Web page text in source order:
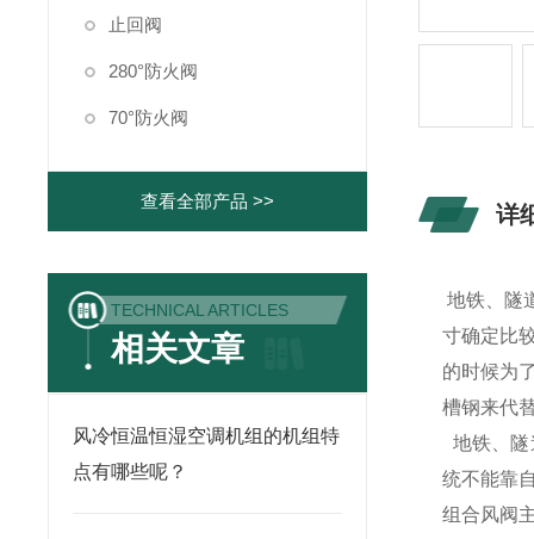
止回阀
280°防火阀
70°防火阀
查看全部产品 >>
TECHNICAL ARTICLES
相关文章
风冷恒温恒湿空调机组的机组特
点有哪些呢？
详
地铁、隧
寸确定比
的时候为
槽钢来代
地铁、
统不能靠
组合风阀